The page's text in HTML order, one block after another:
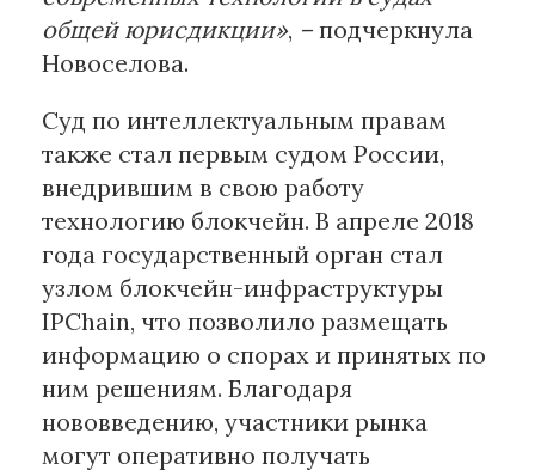
общей юрисдикции», – подчеркнула
Новоселова.
Суд по интеллектуальным правам
также стал первым судом России,
внедрившим в свою работу
технологию блокчейн. В апреле 2018
года государственный орган стал
узлом блокчейн-инфраструктуры
IPChain, что позволило размещать
информацию о спорах и принятых по
ним решениям. Благодаря
нововведению, участники рынка
могут оперативно получать